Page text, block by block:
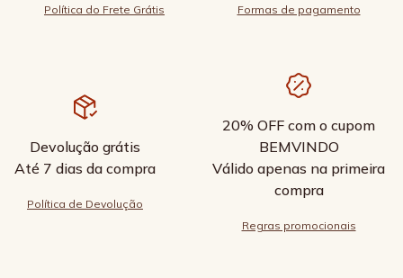
Política do Frete Grátis Formas de pagamento
Devolução grátis
Até 7 dias da compra
Política de Devolução
20% OFF com o cupom
BEMVINDO
Válido apenas na primeira
compra
Regras promocionais